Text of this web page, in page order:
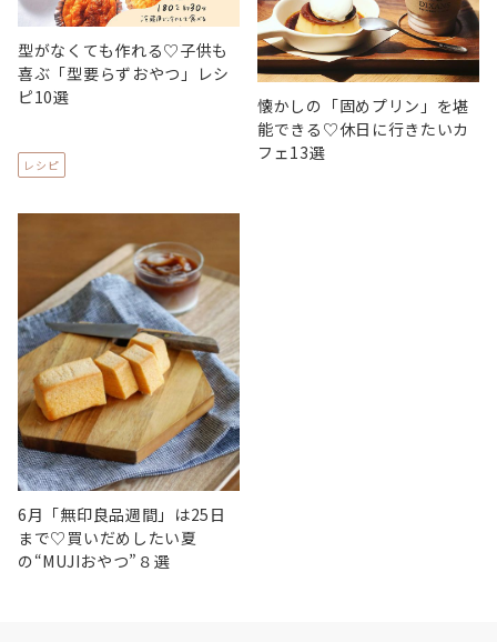
型がなくても作れる♡子供も
喜ぶ「型要らずおやつ」レシ
ピ10選
レシピ
懐かしの「固めプリン」を堪
能できる♡休日に行きたいカ
フェ13選
6月「無印良品週間」は25日
まで♡買いだめしたい夏
の“MUJIおやつ”８選